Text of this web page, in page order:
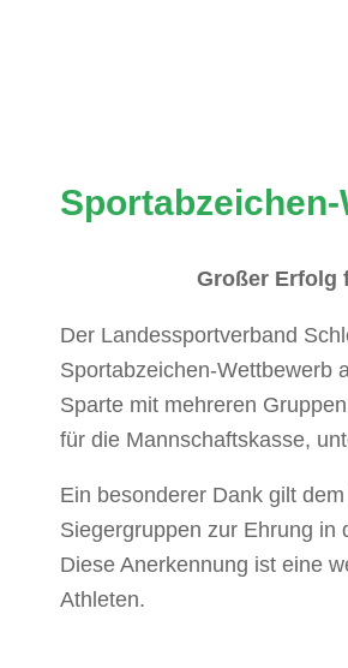
Großer Erfolg
Der Landessportverband
Sportabzeichen-Wettbewerb
Sparte mit mehreren
für die Mannschaftskasse,
Ein besonderer Dank gilt
Siegergruppen zur Ehrung in
Diese Anerkennung ist eine
Athleten.